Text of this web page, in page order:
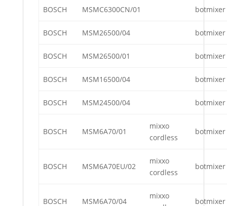
BOSCH MSMC6300CN/01 botmixer
BOSCH MSM26500/04 botmixer
BOSCH MSM26500/01 botmixer
BOSCH MSM16500/04 botmixer
BOSCH MSM24500/04 botmixer
BOSCH MSM6A70/01
mixxo
cordless
botmixer
BOSCH MSM6A70EU/02
mixxo
cordless
botmixer
BOSCH MSM6A70/04
mixxo
botmixer